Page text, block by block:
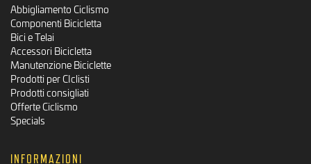
Abbigliamento Ciclismo
Componenti Bicicletta
Bici e Telai
Accessori Bicicletta
Manutenzione Biciclette
Prodotti per CIclisti
Prodotti consigliati
Offerte Ciclismo
Specials
INFORMAZIONI